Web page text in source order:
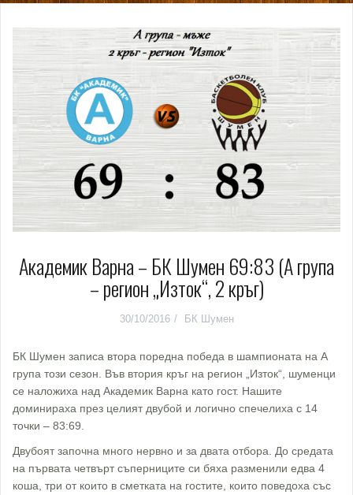
Академик Варна – БК Шумен 69:83 (А група
– регион „Изток“, 2 кръг)
30/10/2016 БК Шумен
БК Шумен записа втора поредна победа в шампионата на А
група този сезон. Във втория кръг на регион „Изток“, шуменци
се наложиха над Академик Варна като гост. Нашите
доминираха през целият двубой и логично спечелиха с 14
точки – 83:69.
Двубоят започна много нервно и за двата отбора. До средата
на първата четвърт съперниците си бяха разменили едва 4
коша, три от които в сметката на гостите, които поведоха със